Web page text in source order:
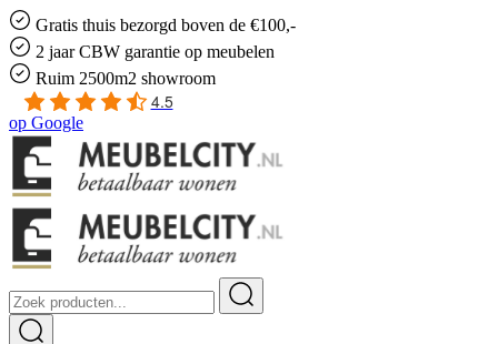
Gratis thuis bezorgd boven de €100,-
2 jaar CBW garantie op meubelen
Ruim 2500m2 showroom
4.5
op Google